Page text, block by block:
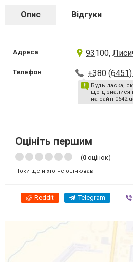
Опис Відгуки
Адреса 93100,
Телефон +380
Будь ласка,
що дізналися
на сайті
Оцініть першим
(0 оцінок)
Поки ще ніхто не оцінював
Reddit Telegram